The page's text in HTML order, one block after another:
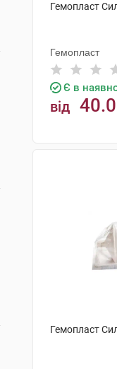
Гемопласт
Гемопласт
Є в
від
Гемопласт